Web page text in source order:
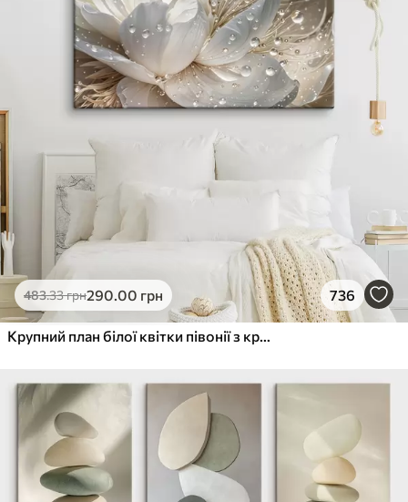
483.33грн290.00 грн 736
Крупний план білої квітки півонії з крапельками води на пелюстках на розмитому фоні